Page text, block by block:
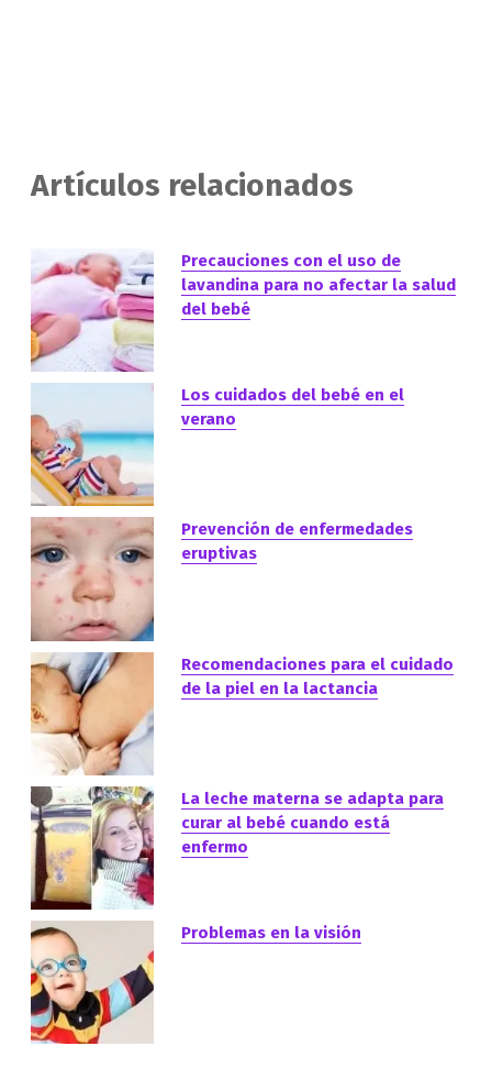
Artículos relacionados
Precauciones con el uso de
lavandina para no afectar la salud
del bebé
Los cuidados del bebé en el
verano
Prevención de enfermedades
eruptivas
Recomendaciones para el cuidado
de la piel en la lactancia
La leche materna se adapta para
curar al bebé cuando está
enfermo
Problemas en la visión